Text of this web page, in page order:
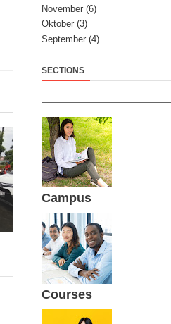
November (6)
Oktober (3)
September (4)
SECTIONS
Campus
Courses